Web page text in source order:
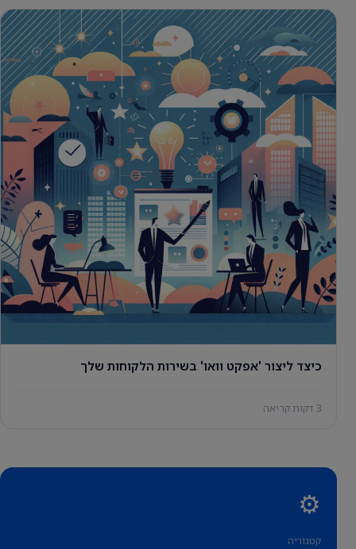
כיצד ליצור 'אפקט וואו' בשירות הלקוחות שלך
3 דקות קריאה
⚙️
קטגוריה